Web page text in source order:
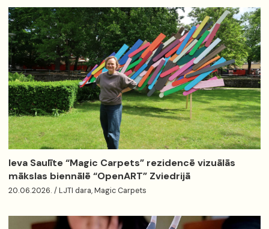
Ieva Saulīte “Magic Carpets” rezidencē vizuālās
mākslas biennālē “OpenART” Zviedrijā
20.06.2026. / LJTI dara, Magic Carpets